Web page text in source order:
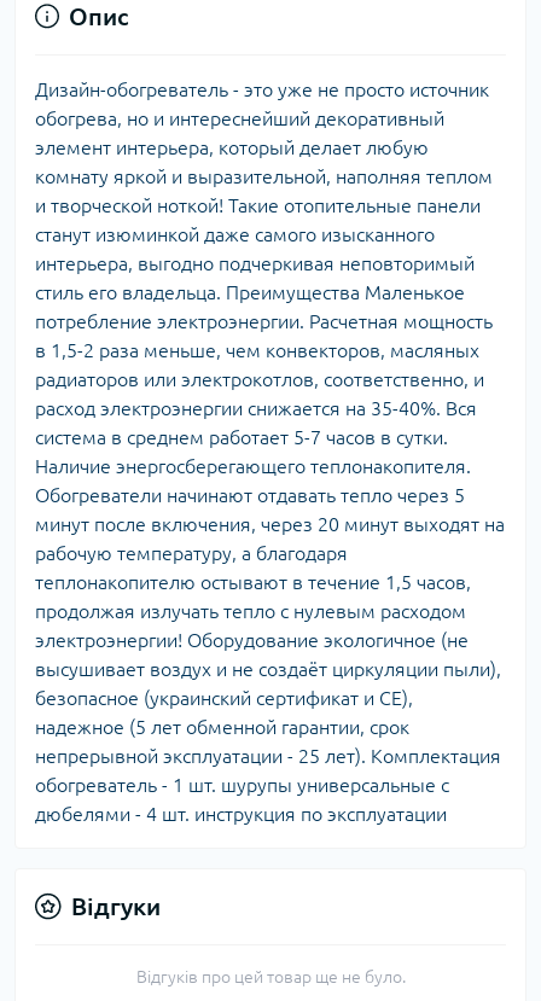
Опис
Дизайн-обогреватель - это уже не просто источник
обогрева, но и интереснейший декоративный
элемент интерьера, который делает любую
комнату яркой и выразительной, наполняя теплом
и творческой ноткой! Такие отопительные панели
станут изюминкой даже самого изысканного
интерьера, выгодно подчеркивая неповторимый
стиль его владельца. Преимущества Маленькое
потребление электроэнергии. Расчетная мощность
в 1,5-2 раза меньше, чем конвекторов, масляных
радиаторов или электрокотлов, соответственно, и
расход электроэнергии снижается на 35-40%. Вся
система в среднем работает 5-7 часов в сутки.
Наличие энергосберегающего теплонакопителя.
Обогреватели начинают отдавать тепло через 5
минут после включения, через 20 минут выходят на
рабочую температуру, а благодаря
теплонакопителю остывают в течение 1,5 часов,
продолжая излучать тепло с нулевым расходом
электроэнергии! Оборудование экологичное (не
высушивает воздух и не создаёт циркуляции пыли),
безопасное (украинский сертификат и СЕ),
надежное (5 лет обменной гарантии, срок
непрерывной эксплуатации - 25 лет). Комплектация
обогреватель - 1 шт. шурупы универсальные с
дюбелями - 4 шт. инструкция по эксплуатации
Відгуки
Відгуків про цей товар ще не було.